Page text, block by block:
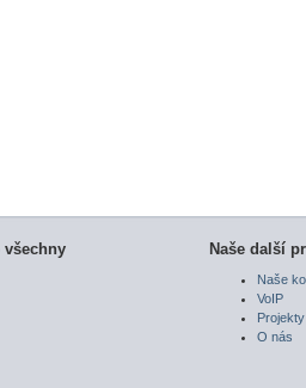
všechny Naše další
Naše
VoIP
Projekty
O nás